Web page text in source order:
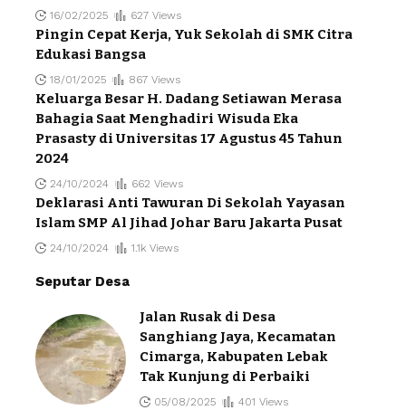
16/02/2025 627 Views
Pingin Cepat Kerja, Yuk Sekolah di SMK Citra
Edukasi Bangsa
18/01/2025 867 Views
Keluarga Besar H. Dadang Setiawan Merasa
Bahagia Saat Menghadiri Wisuda Eka
Prasasty di Universitas 17 Agustus 45 Tahun
2024
24/10/2024 662 Views
Deklarasi Anti Tawuran Di Sekolah Yayasan
Islam SMP Al Jihad Johar Baru Jakarta Pusat
24/10/2024 1.1k Views
Seputar Desa
Jalan Rusak di Desa
Sanghiang Jaya, Kecamatan
Cimarga, Kabupaten Lebak
Tak Kunjung di Perbaiki
05/08/2025 401 Views